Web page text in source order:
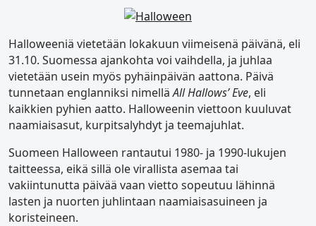
Halloweeniä vietetään lokakuun viimeisenä päivänä, eli
31.10. Suomessa ajankohta voi vaihdella, ja juhlaa
vietetään usein myös pyhäinpäivän aattona. Päivä
tunnetaan englanniksi nimelläAll Hallows’ Eve, eli
kaikkien pyhien aatto. Halloweenin viettoon kuuluvat
naamiaisasut, kurpitsalyhdyt ja teemajuhlat.
Suomeen Halloween rantautui 1980- ja 1990-lukujen
taitteessa, eikä sillä ole virallista asemaa tai
vakiintunutta päivää vaan vietto sopeutuu lähinnä
lasten ja nuorten juhlintaan naamiaisasuineen ja
koristeineen.